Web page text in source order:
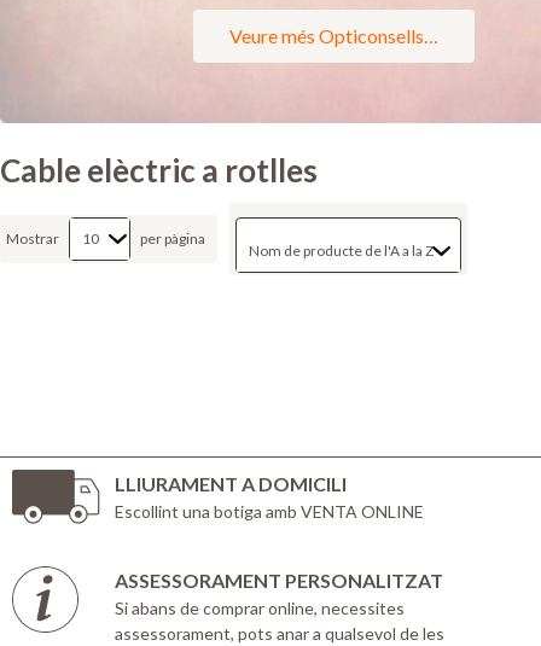
Veure més Opticonsells…
Cable elèctric a rotlles
Mostrar per pàgina
LLIURAMENT A DOMICILI
Escollint una botiga amb VENTA ONLINE
ASSESSORAMENT PERSONALITZAT
Si abans de comprar online, necessites
assessorament, pots anar a qualsevol de les